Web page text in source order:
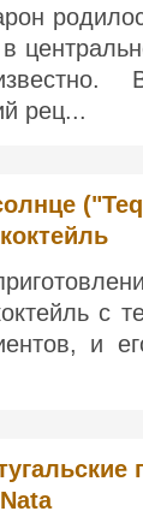
рец...
с
и